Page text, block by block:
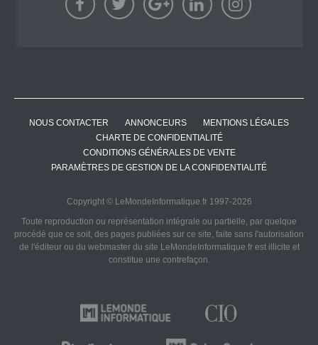
NOUS CONTACTER ANNONCEURS
MENTIONS LÉGALES
CHARTE DE CONFIDENTIALITÉ
CONDITIONS GÉNÉRALES DE VENTE
PARAMÈTRES DE GESTION DE LA CONFIDENTIALITÉ
Copyright © LeMondeInformatique.fr 1997-2026
Toute reproduction ou représentation intégrale ou partielle, par quelque
procédé que ce soit, des pages publiées sur ce site, faite sans l'autorisation
de l'éditeur ou du webmaster du site LeMondeInformatique.fr est illicite et
constitue une contrefaçon.